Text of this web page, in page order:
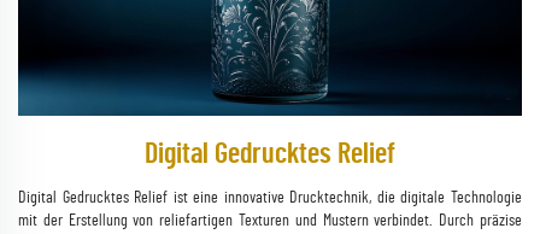
Digital Gedrucktes Relief
Digital Gedrucktes Relief ist eine innovative Drucktechnik, die digitale Technologie
mit der Erstellung von reliefartigen Texturen und Mustern verbindet. Durch präzise